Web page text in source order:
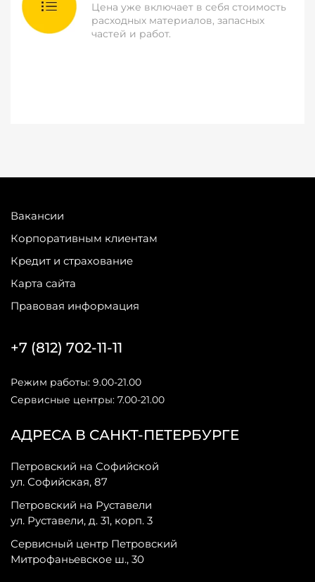
Цена уже включает в себя стоимость
расходных материалов, запасных
частей и работ.
Вакансии
Корпоративным клиентам
Кредит и страхование
Карта сайта
Правовая информация
АДРЕСА В САНКТ-ПЕТЕРБУРГЕ
Петровский на Софийской
ул. Софийская, 87
Петровский на Руставели
ул. Руставели, д. 31, корп. 3
Сервисный центр Петровский
Митрофаньевское ш., 30
+7 (812) 702-11-11
Режим работы: 9.00-21.00
Сервисные центры: 7.00-21.00